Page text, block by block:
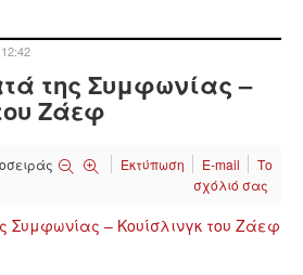
ΕΙΔΉΣΕΙΣ
της Συμφωνίας –
Ζάεφ
Εκτύπωση E-mail
Το
σχόλιό σας